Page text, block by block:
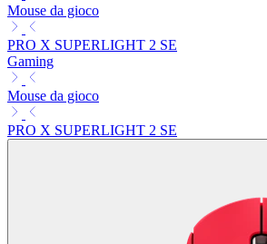
Mouse da gioco
PRO X SUPERLIGHT 2 SE
Gaming
Mouse da gioco
PRO X SUPERLIGHT 2 SE